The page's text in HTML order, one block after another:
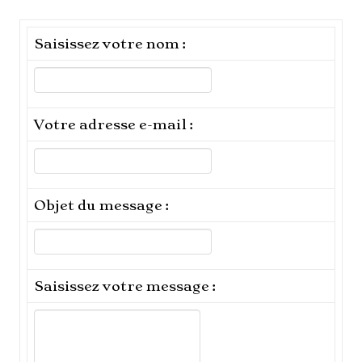
Saisissez votre nom :
Votre adresse e-mail :
Objet du message :
Saisissez votre message :